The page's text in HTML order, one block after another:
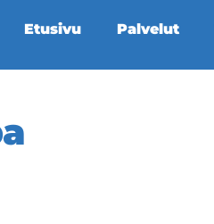
Etusivu Palvelut